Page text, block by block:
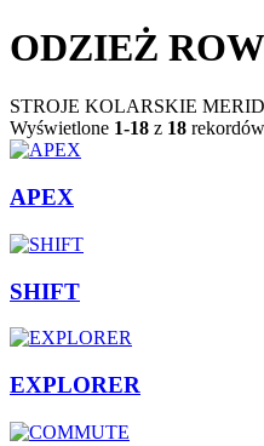
ODZIEŻ
STROJE KOLARSKIE
Wyświetlone 1-18 z 18
APEX
SHIFT
EXPLORER